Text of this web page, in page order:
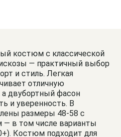
костюм с классической
— практичный выбор
и стиль. Легкая
отличную
двубортный фасон
и уверенность. В
размеры 48-58 с
— в том числе варианты
Костюм подходит для